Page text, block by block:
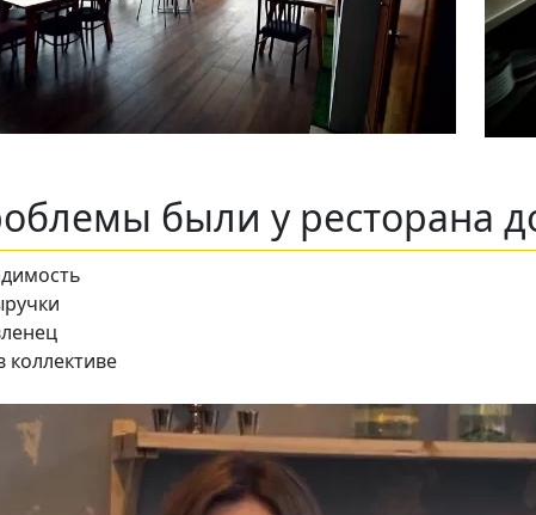
были у ресторана
коллективе